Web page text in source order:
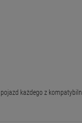
każdego z